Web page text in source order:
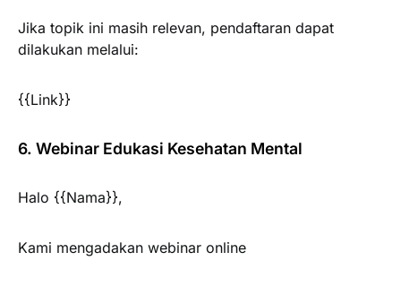
Jika topik ini masih relevan, pendaftaran dapat
dilakukan melalui:
{{Link}}
6. Webinar Edukasi Kesehatan Mental
Halo {{Nama}},
Kami mengadakan webinar online